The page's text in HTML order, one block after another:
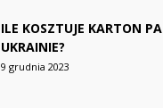
ILE KOSZTUJE KARTON
UKRAINIE?
9 grudnia 2023